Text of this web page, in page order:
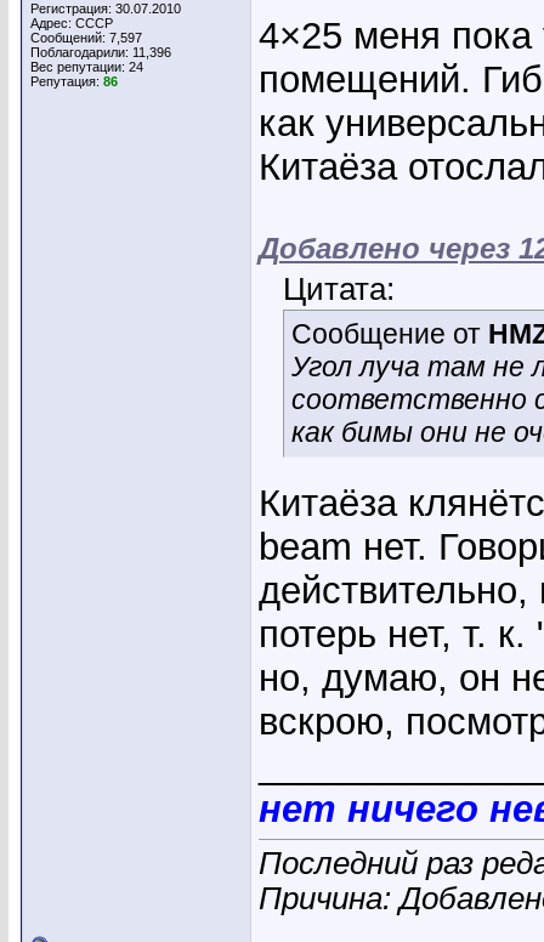
Регистрация: 30.07.2010
Адрес: СССР
Сообщений: 7,597
Поблагодарили: 11,396
Вес репутации: 24
Репутация: 86
4×25 меня пока
помещений.
как
Китаёза
Добавлено через
Цитата:
Сообщение от
Угол луча там не
соответственно
как бимы они не
Китаёза
beam нет.
потерь нет, т.
но, думаю, он
вскрою,
нет ничего
Последний раз
Причина: